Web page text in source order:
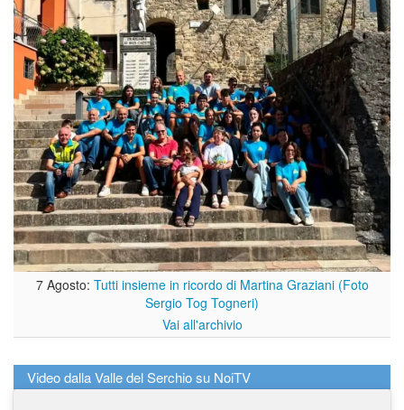
7 Agosto: Tutti insieme in ricordo di Martina Graziani (Foto
Sergio Tog Togneri)
Vai all'archivio
Video dalla Valle del Serchio su NoiTV